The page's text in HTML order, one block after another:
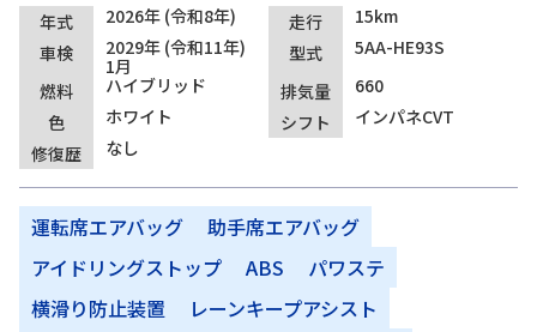
年式 2026年 (令和8年) 走行
15km
車検
2029年 (令和11年)
1月
型式
5AA-HE93S
燃料
ハイブリッド 排気量
660
色
ホワイト シフト
インパネCVT
修復歴
なし
運転席エアバッグ
助手席エアバッグ
アイドリングストップ
ABS
パワステ
横滑り防止装置
レーンキープアシスト